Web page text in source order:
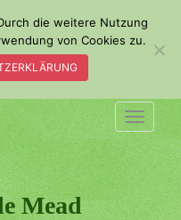
Mead
die weitere Nutzung
von Cookies zu.